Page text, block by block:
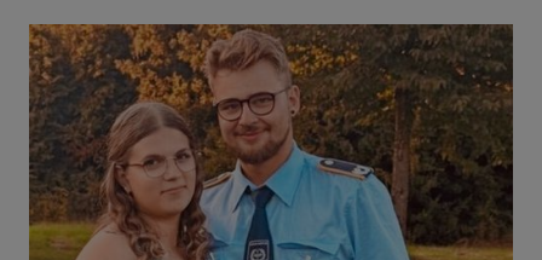
Mit Herzblut die Gemeinschaft leben